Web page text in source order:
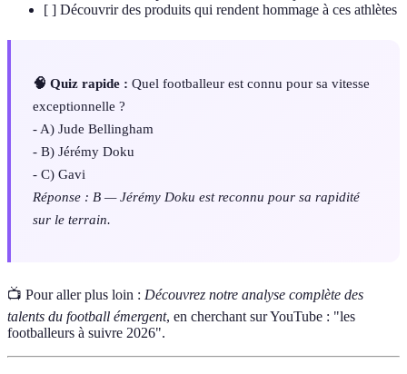
[ ] Découvrir des produits qui rendent hommage à ces athlètes
🧠 Quiz rapide : Quel footballeur est connu pour sa vitesse
exceptionnelle ?
- A) Jude Bellingham
- B) Jérémy Doku
- C) Gavi
Réponse : B — Jérémy Doku est reconnu pour sa rapidité
sur le terrain.
📺 Pour aller plus loin : Découvrez notre analyse complète des
talents du football émergent, en cherchant sur YouTube : "les
footballeurs à suivre 2026".